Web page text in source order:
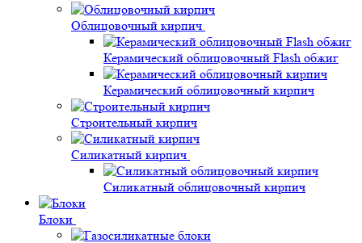
Облицовочный кирпич
Керамический облицовочный Flash обжиг
Керамический облицовочный кирпич
Строительный кирпич
Силикатный кирпич
Силикатный облицовочный кирпич
Блоки